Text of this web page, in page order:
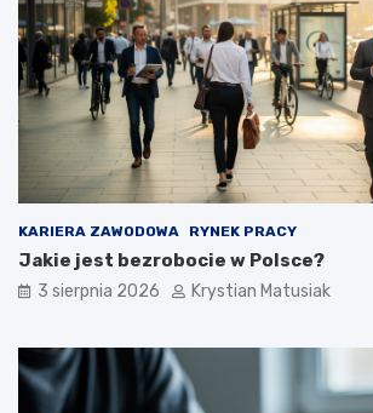
KARIERA ZAWODOWA RYNEK PRACY
Jakie jest bezrobocie w Polsce?
3 sierpnia 2026 Krystian Matusiak